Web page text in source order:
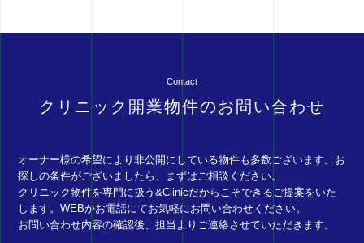
Contact
クリニック開業物件のお問い合わせ
オーナー様の希望により非公開にしている物件も多数ございます。お
探しの条件がございましたら、まずはご相談ください。
クリニック物件を専門に扱う&Clinicだからこそできるご提案をいた
します。WEBかお電話にてお気軽にお問い合わせください。
お問い合わせ内容の確認後、担当よりご連絡させていただきます。